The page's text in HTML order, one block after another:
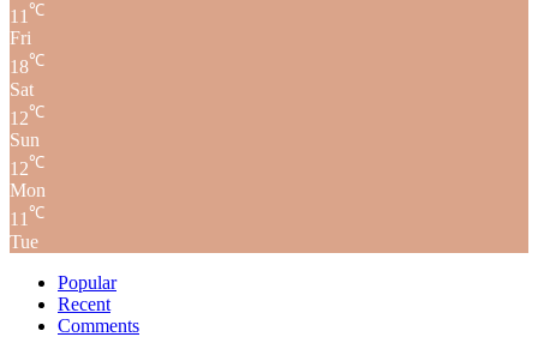
11℃
Fri
18℃
Sat
12℃
Sun
12℃
Mon
11℃
Tue
Popular
Recent
Comments